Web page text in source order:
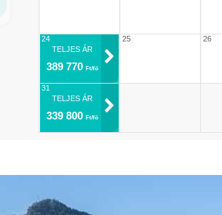
24
TELJES ÁR
389 770Ft/fő
25 26
31
TELJES ÁR
339 800Ft/fő